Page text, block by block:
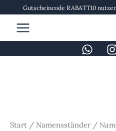
springen
Gutscheincode RABATT10
Start / Namensständer /